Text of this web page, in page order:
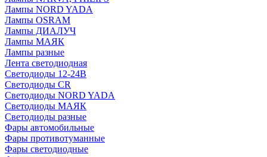
Лампы NORD YADA
Лампы OSRAM
Лампы ДИАЛУЧ
Лампы МАЯК
Лампы разные
Лента светодиодная
Светодиоды 12-24В
Светодиоды CR
Светодиоды NORD YADA
Светодиоды МАЯК
Светодиоды разные
Фары автомобильные
Фары противотуманные
Фары светодиодные